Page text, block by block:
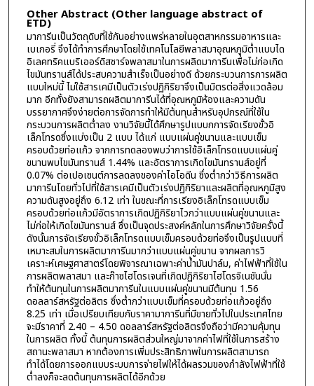
Other Abstract (Other language abstract of
ETD)
มาการีนเป็นวัตถุดิบที่ใช้กันอย่างแพร่หลายในอุตสาหกรรมอาหารและ
เบเกอรี่ จึงได้ทำการศึกษาโดยใช้เทคโนโลยีพลาสมาอุณหภูมิต่ำแบบได
อิเลคทริคแบริเออร์ดิสชาร์จพลาสมาในการผลิดมาการีนเพื่อไม่ก่อเกิด
ไขมันทรานส์ได้ประสบความสำเร็จเป็นอย่างดี ด้วยกระบวนการการผลิต
แบบใหม่นี้ ไม่ใช้สารเคมีเป็นตัวเร่งปฏิกิริยาจึงเป็นมิตรต่อสิ่งแวดล้อม
มาก อีกทั้งยังสามารถผลิตมาการีนได้ที่อุณหภูมิห้องและความดัน
บรรยากาศจึงง่ายต่อการจัดการทำให้มีต้นทุนสำหรับอุปกรณ์ที่ใช้ใน
กระบวนการผลิตต่ำลง งานวิจัยนี้ได้ศึกษารูปแบบกการจัดเรียงขั้วอิ
เล็กโทรดซึ่งแบ่งเป็น 2 แบบ ได้แก่ แบบแผ่นคู่ขนานและแบบเข็ม
ครอบด้วยท่อแก้ว จากการทดลองพบว่าการใช้อิเล็กโทรดแบบแผ่นคู่
ขนานพบไขมันทรานส์ 1.44% และอัตราการเกิดไขมันทรานส์อยู่ที่
0.07% ต่อเปอเซนต์การลดลงของค่าไอโอดีน ซึ่งต่ำกว่าวิธีการผลิต
มาการีนโดยทั่วไปที่ใช้สารเคมีเป็นตัวเร่งปฏิกิริยาและผลิตที่อุณหภูมิสูง
ความดันสูงอยู่ถึง 6.12 เท่า ในขณะที่การเรียงอิเล็กโทรดแบบเข็ม
ครอบด้วยท่อแก้วมีอัตราการเกิดปฏิกิริยาไวกว่าแบบแผ่นคู่ขนานและ
ไม่ก่อให้เกิดไขมันทรานส์ ซึ่งเป็นจุดประสงค์หลักในการศึกษาวิจัยครั้งนี้
ดังนั้นการจัดเรียงขั้วอิเล็กโทรดแบบเข็มครอบด้วยท่อจึงเป็นรูปแบบที่
เหมาะสมในการผลิตมาการีนมากว่าแบบแผ่นคู่ขนาน จากผลการวิ
เคราะห์เศษฐศาสาตร์โดยพิจารณาเฉพาะค่าน้ำมันปาล์ม, ค่าไฟฟ้าที่ใช้ใน
การผลิตพลาสมา และก๊าซไฮโดรเจนที่เกิดปฏิกิริยาไฮโดรจิเนชันนั่น
ทำให้ต้นทุนในการผลิตมาการีนในแบบแผ่นคู่ขนานมีต้นทุน 1.56
ดอลลาร์สหรัฐต่อลิตร ซึ่งต่ำกว่าแบบเข็มที่ครอบด้วยท่อแก้วอยู่ถึง
8.25 เท่า เมื่อเปรียบเทียบกับราคามาการีนที่มีขายทั่วไปในประเทศไทย
จะมีราคาที่ 2.40 – 4.50 ดอลลาร์สหรัฐต่อลิตรจึงถือว่ามีความคุ้มทุน
ในการผลิต ทั้งนี้ ต้นทุนการผลิตส่วนใหญ่มาจากค่าไฟที่ใช้ในการสร้าง
สถานะพลาสมา หากต้องการเพิ่มประสิทธิภาพในการผลิตสามารถ
ทำได้โดยการออกแบบระบบการจ่ายไฟให้ได้ผลรวมของกำลังไฟฟ้าที่ใช้
ต่ำลงก็จะลดต้นทุนการผลิตได้อีกด้วย